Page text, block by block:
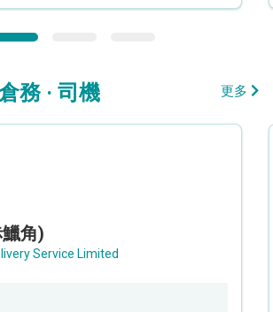
務 · 司機 更多
角)
Service Limited